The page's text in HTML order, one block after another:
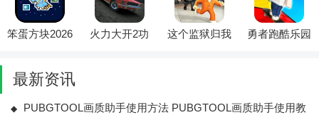
笨蛋方块2026
火力大开2功
这个监狱归我
勇者跑酷乐园
最新资讯
PUBGTOOL画质助手使用方法 PUBGTOOL画质助手使用教